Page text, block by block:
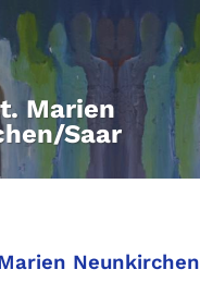
Marien
Saar
Neunkirchen